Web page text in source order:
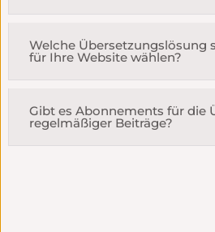
Welche Übersetzungslösung
für Ihre Website wählen?
Gibt es Abonnements für die
regelmäßiger Beiträge?